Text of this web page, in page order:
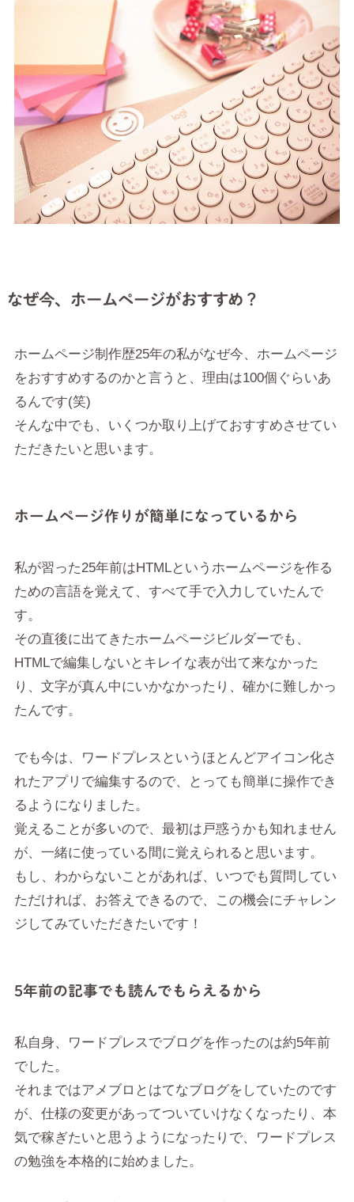
なぜ今、ホームページがおすすめ？
ホームページ制作歴25年の私がなぜ今、ホームページ
をおすすめするのかと言うと、理由は100個ぐらいあ
るんです(笑)
そんな中でも、いくつか取り上げておすすめさせてい
ただきたいと思います。
ホームページ作りが簡単になっているから
私が習った25年前はHTMLというホームページを作る
ための言語を覚えて、すべて手で入力していたんで
す。
その直後に出てきたホームページビルダーでも、
HTMLで編集しないとキレイな表が出て来なかった
り、文字が真ん中にいかなかったり、確かに難しかっ
たんです。
でも今は、ワードプレスというほとんどアイコン化さ
れたアプリで編集するので、とっても簡単に操作でき
るようになりました。
覚えることが多いので、最初は戸惑うかも知れません
が、一緒に使っている間に覚えられると思います。
もし、わからないことがあれば、いつでも質問してい
ただければ、お答えできるので、この機会にチャレン
ジしてみていただきたいです！
5年前の記事でも読んでもらえるから
私自身、ワードプレスでブログを作ったのは約5年前
でした。
それまではアメブロとはてなブログをしていたのです
が、仕様の変更があってついていけなくなったり、本
気で稼ぎたいと思うようになったりで、ワードプレス
の勉強を本格的に始めました。